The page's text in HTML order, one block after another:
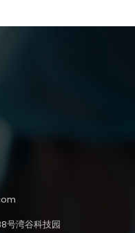
号湾谷科技园